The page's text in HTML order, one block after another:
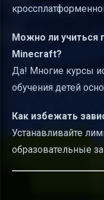
Можно ли учиться
Minecraft?
Да! Многие курсы
обучения детей
Как избежать
Устанавливайте
образовательные